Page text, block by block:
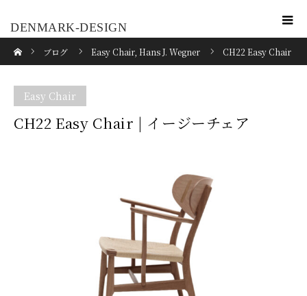
DENMARK-DESIGN
ブログ Easy Chair, Hans J. Wegner CH22 Easy Chair
Easy Chair
CH22 Easy Chair | イージーチェア